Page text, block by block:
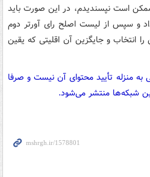
ممکن است نپسندیدم، در این صورت باید
و سپس از لیست اصلح رای آورتر دوم
انتخاب و جایگزین آن اقلیتی که یقین
منزله تأیید محتوای آن نیست و صرفا
شبکه‌ها منتشر می‌شود.